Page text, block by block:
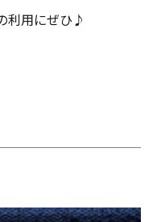
利用にぜひ♪